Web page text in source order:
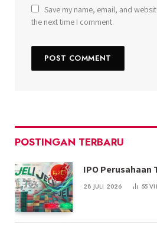
Save my name, email, and
the next time I comment.
POSTINGAN TERBARU
IPO Perusahaan
28 JULI 2026 55